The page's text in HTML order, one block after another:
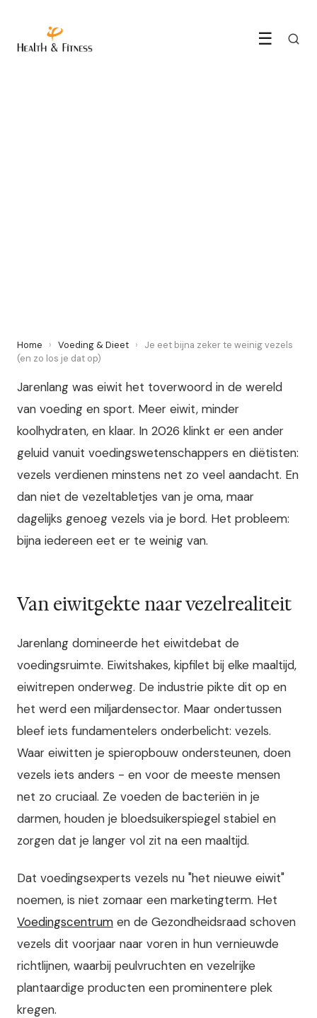
☰
Home › Voeding & Dieet ›
Je eet bijna zeker te weinig vezels
(en zo los je dat op)
Jarenlang was eiwit het toverwoord in de wereld
van voeding en sport. Meer eiwit, minder
koolhydraten, en klaar. In 2026 klinkt er een ander
geluid vanuit voedingswetenschappers en diëtisten:
vezels verdienen minstens net zo veel aandacht. En
dan niet de vezeltabletjes van je oma, maar
dagelijks genoeg vezels via je bord. Het probleem:
bijna iedereen eet er te weinig van.
Van eiwitgekte naar vezelrealiteit
Jarenlang domineerde het eiwitdebat de
voedingsruimte. Eiwitshakes, kipfilet bij elke maaltijd,
eiwitrepen onderweg. De industrie pikte dit op en
het werd een miljardensector. Maar ondertussen
bleef iets fundamentelers onderbelicht: vezels.
Waar eiwitten je spieropbouw ondersteunen, doen
vezels iets anders - en voor de meeste mensen
net zo cruciaal. Ze voeden de bacteriën in je
darmen, houden je bloedsuikerspiegel stabiel en
zorgen dat je langer vol zit na een maaltijd.
Dat voedingsexperts vezels nu "het nieuwe eiwit"
noemen, is niet zomaar een marketingterm. Het
Voedingscentrum en de Gezondheidsraad schoven
vezels dit voorjaar naar voren in hun vernieuwde
richtlijnen, waarbij peulvruchten en vezelrijke
plantaardige producten een prominentere plek
kregen.